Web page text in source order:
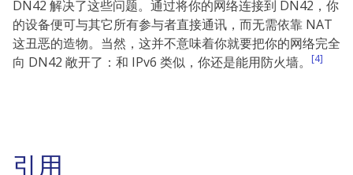
DN42 解决了这些问题。通过将你的网络连接到 DN42，你
的设备便可与其它所有参与者直接通讯，而无需依靠 NAT
这丑恶的造物。当然，这并不意味着你就要把你的网络完全
向 DN42 敞开了：和 IPv6 类似，你还是能用防火墙。
[4]
引用